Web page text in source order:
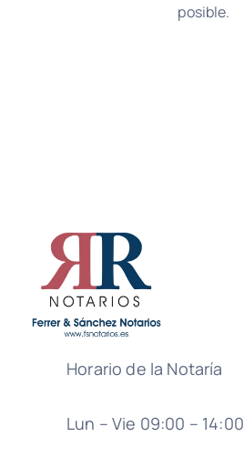
posible.
Horario de la Notaría
Lun – Vie 09:00 – 14:00